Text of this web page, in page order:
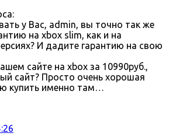
у Вас, admin, вы точно так же
на xbox slim, как и на
И дадите гарантию на свою
сайте на xbox за 10990руб.,
сайт? Просто очень хорошая
купить именно там…